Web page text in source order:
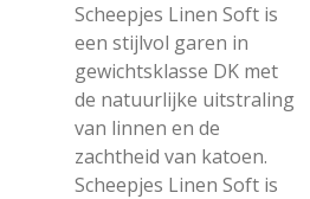
Scheepjes Linen Soft is
een stijlvol garen in
gewichtsklasse DK met
de natuurlijke uitstraling
van linnen en de
zachtheid van katoen.
Scheepjes Linen Soft is